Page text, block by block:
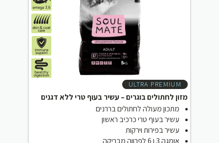
ULTRA PREMIUM
מזון לחתולים בוגרים – עשיר בעוף טרי ללא דגנים
מתכון מעולה לחתולים בררנים
עשיר בעוף טרי כרכיב ראשון
עשיר בפירות וירקות
אומגה 3 ו 6 לפרווה מבריקה